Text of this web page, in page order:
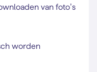
van foto’s
worden